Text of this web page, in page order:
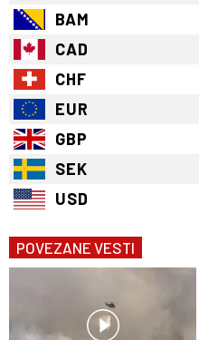
BAM
CAD
CHF
EUR
GBP
SEK
USD
POVEZANE VESTI